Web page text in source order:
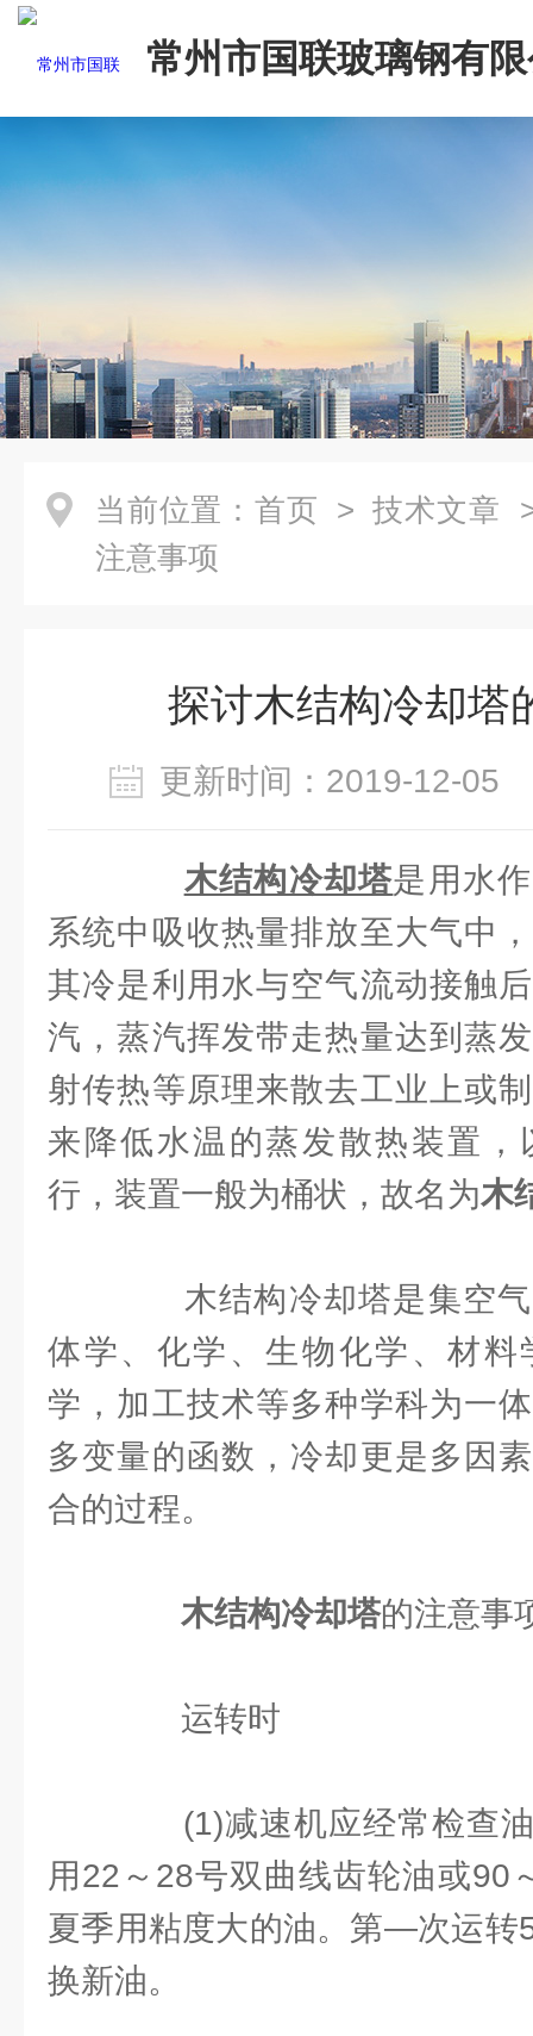
常州市国联玻璃钢有
当前位置： 首页 > 技术文章
注意事项
探讨木结构冷却塔
更新时间：2019-12-
木结构冷却塔是用水
系统中吸收热量排放至大气中
其冷是利用水与空气流动接触
汽，蒸汽挥发带走热量达到蒸
射传热等原理来散去工业上或
来降低水温的蒸发散热装置
行，装置一般为桶状，故名为木
木结构冷却塔是集空气
体学、化学、生物化学、材料
学，加工技术等多种学科为一
多变量的函数，冷却更是多因
合的过程。
木结构冷却塔的注意事
运转时
(1)减速机应经常检查油
用22～28号双曲线齿轮油或90
夏季用粘度大的油。第—次运转
换新油。